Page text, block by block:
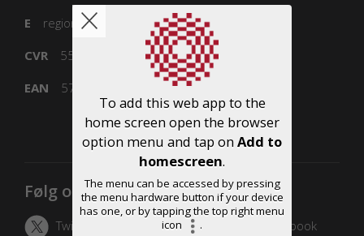
regioner@regioner.dk
E
55832218
CVR
5798000016477
EAN
Følg os
Twitter LinkedIn Facebook
To add this web app to the
home screen open the browser
option menu and tap on Add to
homescreen.
The menu can be accessed by pressing
the menu hardware button if your device
has one, or by tapping the top right menu
icon
.